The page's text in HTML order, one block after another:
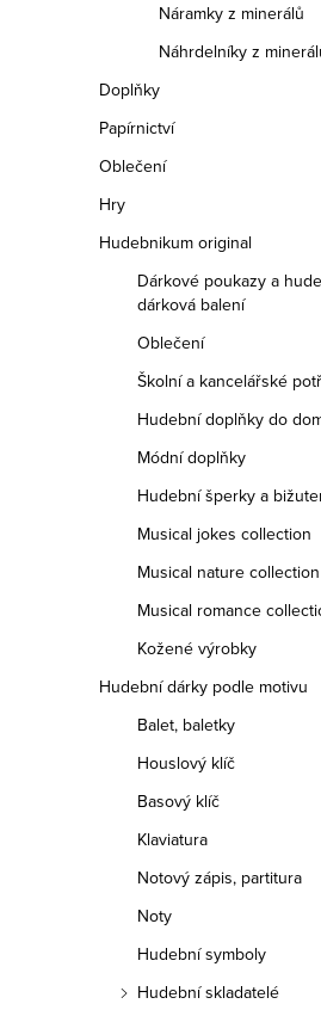
Náramky z minerálů
Náhrdelníky z
Doplňky
Papírnictví
Oblečení
Hry
Hudebnikum original
Dárkové poukazy a
dárková balení
Oblečení
Školní a kancelářské
Hudební doplňky do
Módní doplňky
Hudební šperky a
Musical jokes collection
Musical nature collection
Musical romance
Kožené výrobky
Hudební dárky podle motivu
Balet, baletky
Houslový klíč
Basový klíč
Klaviatura
Notový zápis, partitura
Noty
Hudební symboly
Hudební skladatelé